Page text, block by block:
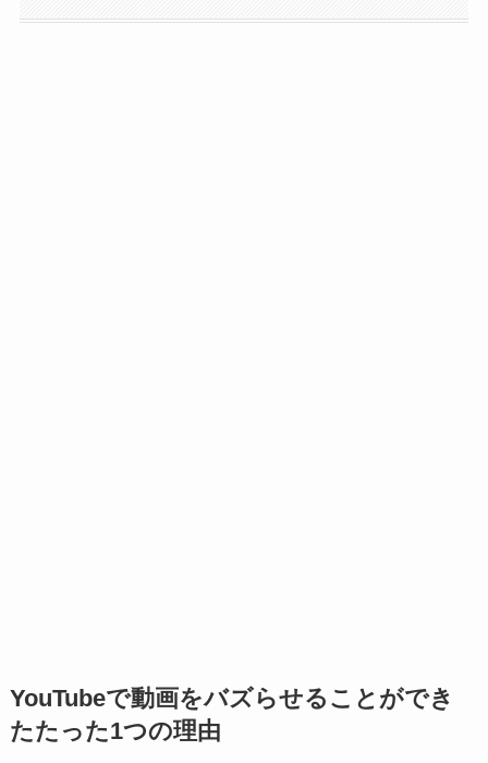
YouTubeで動画をバズらせることができ
たたった1つの理由